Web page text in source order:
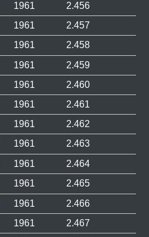
1961 2.456
1961 2.457
1961 2.458
1961 2.459
1961 2.460
1961 2.461
1961 2.462
1961 2.463
1961 2.464
1961 2.465
1961 2.466
1961 2.467